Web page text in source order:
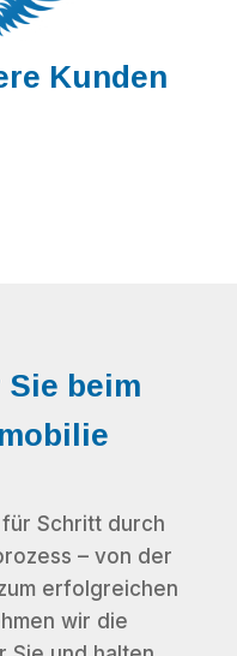
Kunden
beim
Schritt durch
– von der
erfolgreichen
wir die